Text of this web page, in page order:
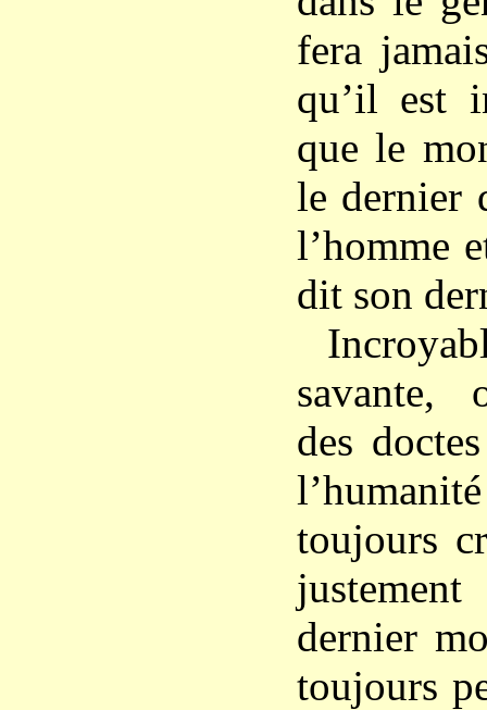
fera
qu’il est
que le
le dernier
l’homme
dit son
savante,
des
toujours
dernier
toujours